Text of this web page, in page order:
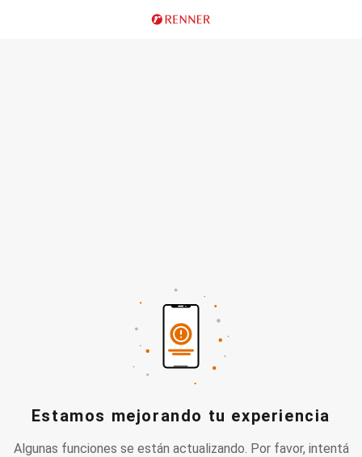
Estamos mejorando tu experiencia
Algunas funciones se están actualizando. Por favor, intentá